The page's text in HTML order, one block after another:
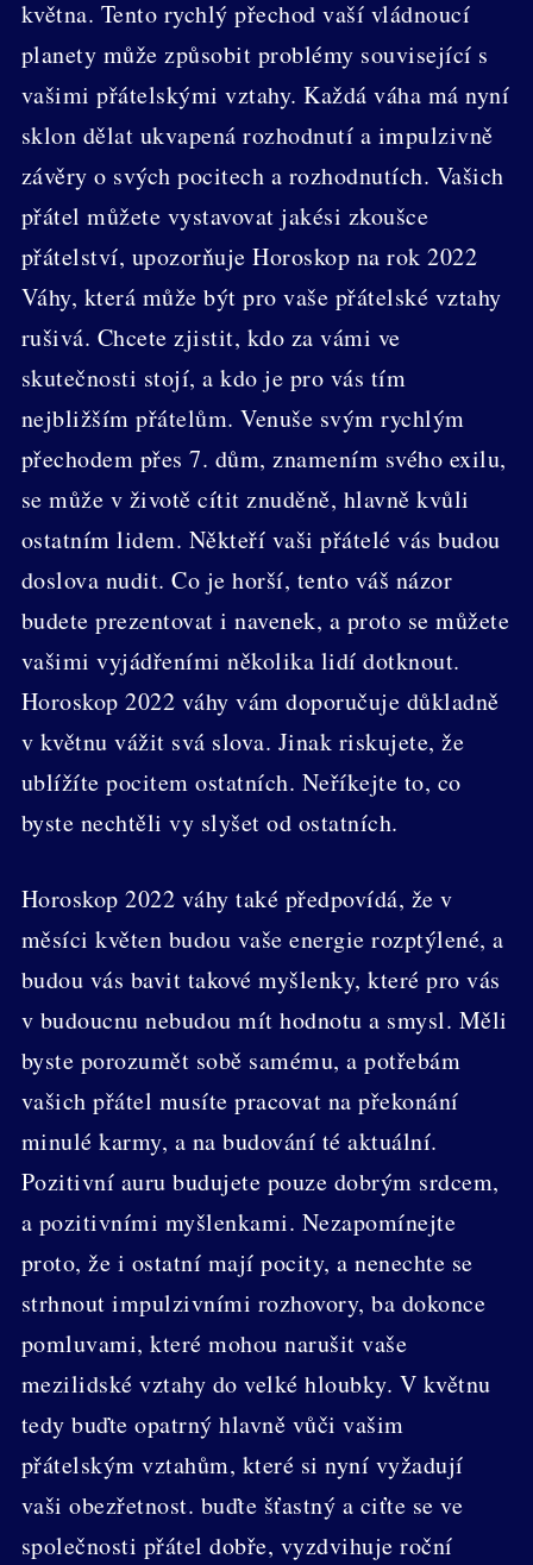
května. Tento rychlý přechod vaší vládnoucí
planety může způsobit problémy související s
vašimi přátelskými vztahy. Každá váha má nyní
sklon dělat ukvapená rozhodnutí a impulzivně
závěry o svých pocitech a rozhodnutích. Vašich
přátel můžete vystavovat jakési zkoušce
přátelství, upozorňuje Horoskop na rok 2022
Váhy, která může být pro vaše přátelské vztahy
rušivá. Chcete zjistit, kdo za vámi ve
skutečnosti stojí, a kdo je pro vás tím
nejbližším přátelům. Venuše svým rychlým
přechodem přes 7. dům, znamením svého exilu,
se může v životě cítit znuděně, hlavně kvůli
ostatním lidem. Někteří vaši přátelé vás budou
doslova nudit. Co je horší, tento váš názor
budete prezentovat i navenek, a proto se můžete
vašimi vyjádřeními několika lidí dotknout.
Horoskop 2022 váhy vám doporučuje důkladně
v květnu vážit svá slova. Jinak riskujete, že
ublížíte pocitem ostatních. Neříkejte to, co
byste nechtěli vy slyšet od ostatních.
Horoskop 2022 váhy také předpovídá, že v
měsíci květen budou vaše energie rozptýlené, a
budou vás bavit takové myšlenky, které pro vás
v budoucnu nebudou mít hodnotu a smysl. Měli
byste porozumět sobě samému, a potřebám
vašich přátel musíte pracovat na překonání
minulé karmy, a na budování té aktuální.
Pozitivní auru budujete pouze dobrým srdcem,
a pozitivními myšlenkami. Nezapomínejte
proto, že i ostatní mají pocity, a nenechte se
strhnout impulzivními rozhovory, ba dokonce
pomluvami, které mohou narušit vaše
mezilidské vztahy do velké hloubky. V květnu
tedy buďte opatrný hlavně vůči vašim
přátelským vztahům, které si nyní vyžadují
vaši obezřetnost. buďte šťastný a ciťte se ve
společnosti přátel dobře, vyzdvihuje roční